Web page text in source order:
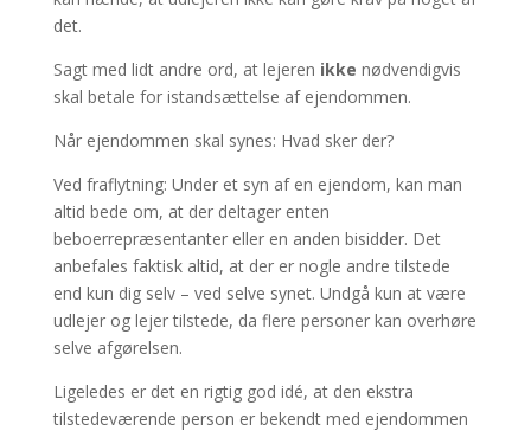
det.
Sagt med lidt andre ord, at lejeren ikke nødvendigvis
skal betale for istandsættelse af ejendommen.
Når ejendommen skal synes: Hvad sker der?
Ved fraflytning: Under et syn af en ejendom, kan man
altid bede om, at der deltager enten
beboerrepræsentanter eller en anden bisidder. Det
anbefales faktisk altid, at der er nogle andre tilstede
end kun dig selv – ved selve synet. Undgå kun at være
udlejer og lejer tilstede, da flere personer kan overhøre
selve afgørelsen.
Ligeledes er det en rigtig god idé, at den ekstra
tilstedeværende person er bekendt med ejendommen